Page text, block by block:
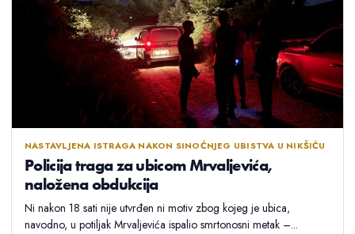
NASTAVLJENA ISTRAGA NAKON SINOĆNJEG UBISTVA U NIKŠIĆU
Policija traga za ubicom Mrvaljevića,
naložena obdukcija
Ni nakon 18 sati nije utvrđen ni motiv zbog kojeg je ubica,
navodno, u potiljak Mrvaljevića ispalio smrtonosni metak –...